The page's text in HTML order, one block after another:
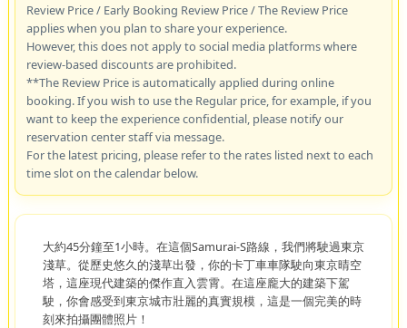
Review Price / Early Booking Review Price / The Review Price
applies when you plan to share your experience.
However, this does not apply to social media platforms where
review-based discounts are prohibited.
**The Review Price is automatically applied during online
booking. If you wish to use the Regular price, for example, if you
want to keep the experience confidential, please notify our
reservation center staff via message.
For the latest pricing, please refer to the rates listed next to each
time slot on the calendar below.
大約45分鐘至1小時。在這個Samurai-S路線，我們將駛過東京
淺草。從歷史悠久的淺草出發，你的卡丁車車隊駛向東京晴空
塔，這座現代建築的傑作直入雲霄。在這座龐大的建築下駕
駛，你會感受到東京城市壯麗的真實規模，這是一個完美的時
刻來拍攝團體照片！